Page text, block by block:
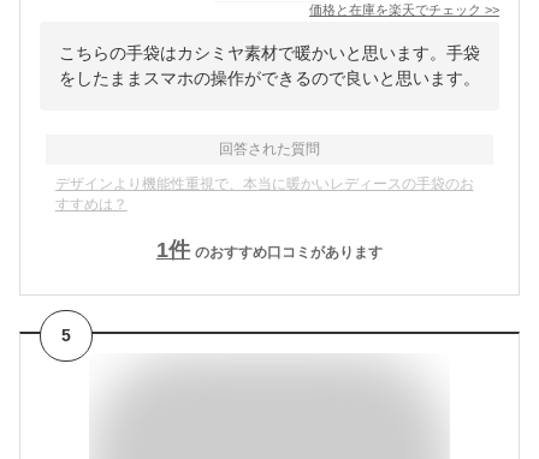
価格と在庫を楽天でチェック >>
こちらの手袋はカシミヤ素材で暖かいと思います。手袋
をしたままスマホの操作ができるので良いと思います。
回答された質問
デザインより機能性重視で、本当に暖かいレディースの手袋のお
すすめは？
1件 のおすすめ口コミがあります
5